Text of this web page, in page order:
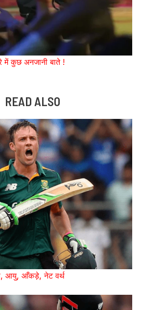
कुछ अनजानी बाते !
READ ALSO
आयु, आँकड़े, नेट वर्थ